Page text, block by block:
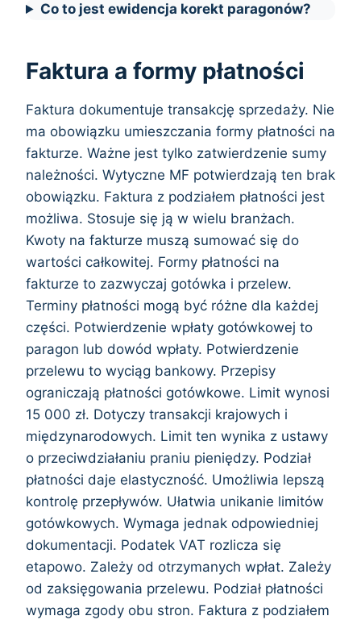
Co to jest ewidencja korekt paragonów?
Faktura a formy płatności
Faktura dokumentuje transakcję sprzedaży. Nie
ma obowiązku umieszczania formy płatności na
fakturze. Ważne jest tylko zatwierdzenie sumy
należności. Wytyczne MF potwierdzają ten brak
obowiązku. Faktura z podziałem płatności jest
możliwa. Stosuje się ją w wielu branżach.
Kwoty na fakturze muszą sumować się do
wartości całkowitej. Formy płatności na
fakturze to zazwyczaj gotówka i przelew.
Terminy płatności mogą być różne dla każdej
części. Potwierdzenie wpłaty gotówkowej to
paragon lub dowód wpłaty. Potwierdzenie
przelewu to wyciąg bankowy. Przepisy
ograniczają płatności gotówkowe. Limit wynosi
15 000 zł. Dotyczy transakcji krajowych i
międzynarodowych. Limit ten wynika z ustawy
o przeciwdziałaniu praniu pieniędzy. Podział
płatności daje elastyczność. Umożliwia lepszą
kontrolę przepływów. Ułatwia unikanie limitów
gotówkowych. Wymaga jednak odpowiedniej
dokumentacji. Podatek VAT rozlicza się
etapowo. Zależy od otrzymanych wpłat. Zależy
od zaksięgowania przelewu. Podział płatności
wymaga zgody obu stron. Faktura z podziałem